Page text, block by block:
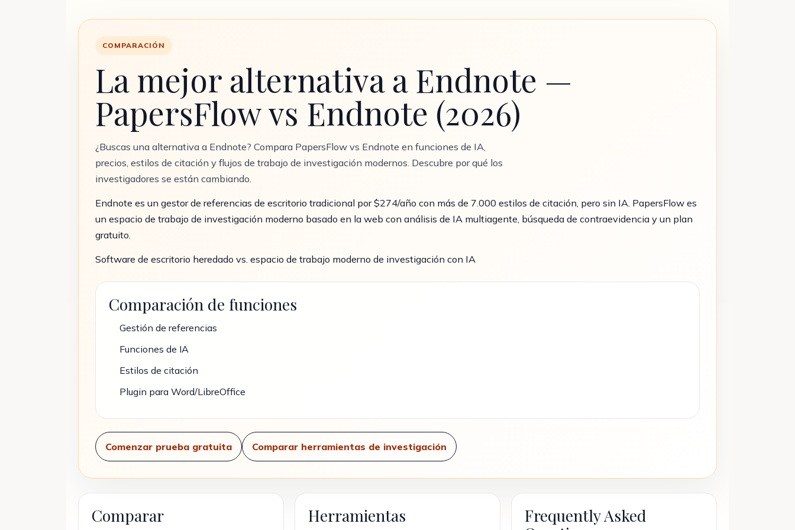
COMPARACIÓN
La mejor alternativa a Endnote —
PapersFlow vs Endnote (2026)
¿Buscas una alternativa a Endnote? Compara PapersFlow vs Endnote en funciones de IA,
precios, estilos de citación y flujos de trabajo de investigación modernos. Descubre por qué los
investigadores se están cambiando.
Endnote es un gestor de referencias de escritorio tradicional por $274/año con más de 7.000 estilos de citación, pero sin IA. PapersFlow es
un espacio de trabajo de investigación moderno basado en la web con análisis de IA multiagente, búsqueda de contraevidencia y un plan
gratuito.
Software de escritorio heredado vs. espacio de trabajo moderno de investigación con IA
Comparación de funciones
Gestión de referencias
Funciones de IA
Estilos de citación
Plugin para Word/LibreOffice
Comenzar prueba gratuita Comparar herramientas de investigación
Comparar Herramientas
Frequently Asked